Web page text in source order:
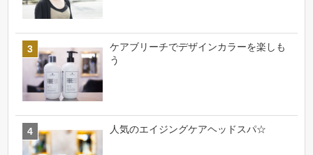
ケアブリーチでデザインカラーを楽しも
う
人気のエイジングケアヘッドスパ☆